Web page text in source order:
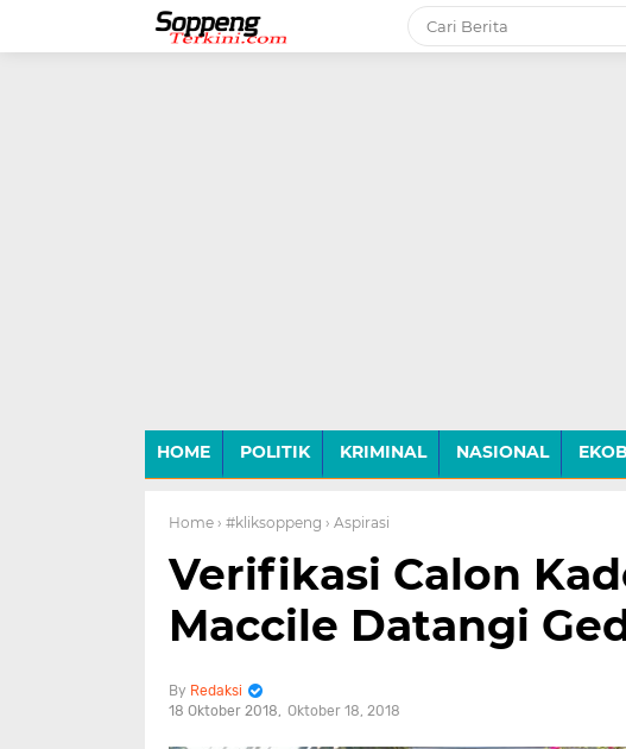
HOME POLITIK KRIMINAL NASIONAL
Home › #kliksoppeng › Aspirasi
Verifikasi Calon
Maccile Datangi
Redaksi
18 Oktober 2018
Oktober 18, 2018